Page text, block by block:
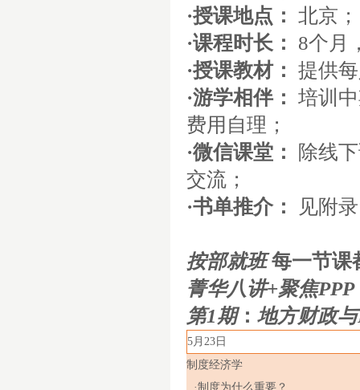
·授课地点： 北京；
·课程时长： 8个月
·授课教材： 提供
·游学相伴： 培训
费用自理；
·微信课堂：
除线
交流；
·书单推介：
见附
按部就班每一节课
菁华八讲+聚焦PPP
第1期： 地方财政与
5月 23 日
制度经济学
·制度为什么重要？